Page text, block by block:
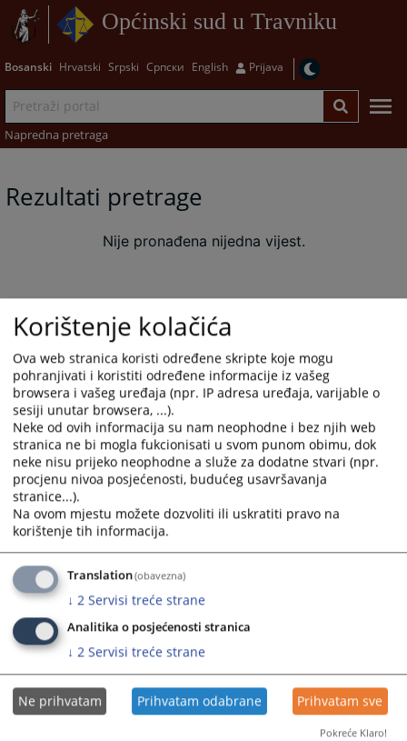
Općinski sud u Travniku
Bosanski Hrvatski Srpski Српски English Prijava
Napredna pretraga
Rezultati pretrage
Nije pronađena nijedna vijest.
Korištenje kolačića
Ova web stranica koristi određene skripte koje mogu
pohranjivati i koristiti određene informacije iz vašeg
browsera i vašeg uređaja (npr. IP adresa uređaja, varijable o
sesiji unutar browsera, ...).
Neke od ovih informacija su nam neophodne i bez njih web
stranica ne bi mogla fukcionisati u svom punom obimu, dok
neke nisu prijeko neophodne a služe za dodatne stvari (npr.
procjenu nivoa posjećenosti, budućeg usavršavanja
stranice...).
Na ovom mjestu možete dozvoliti ili uskratiti pravo na
korištenje tih informacija.
Translation(obavezna)
↓ 2 Servisi treće strane
Analitika o posjećenosti stranica
↓ 2 Servisi treće strane
Ne prihvatam Prihvatam odabrane Prihvatam sve
Pokreće Klaro!